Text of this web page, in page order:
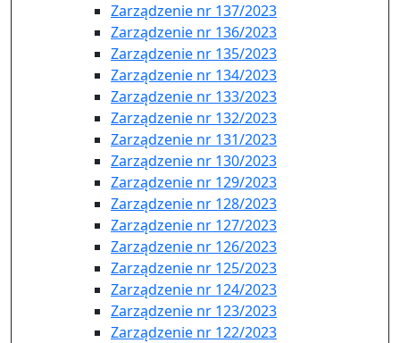
Zarządzenie nr 137/2023
Zarządzenie nr 136/2023
Zarządzenie nr 135/2023
Zarządzenie nr 134/2023
Zarządzenie nr 133/2023
Zarządzenie nr 132/2023
Zarządzenie nr 131/2023
Zarządzenie nr 130/2023
Zarządzenie nr 129/2023
Zarządzenie nr 128/2023
Zarządzenie nr 127/2023
Zarządzenie nr 126/2023
Zarządzenie nr 125/2023
Zarządzenie nr 124/2023
Zarządzenie nr 123/2023
Zarządzenie nr 122/2023